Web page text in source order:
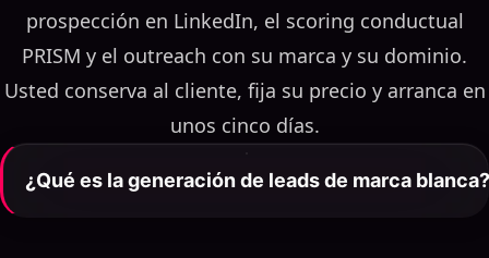
prospección en LinkedIn, el scoring conductual
PRISM y el outreach con su marca y su dominio.
Usted conserva al cliente, fija su precio y arranca en
unos cinco días.
¿Qué es la generación de leads de marca blanca?